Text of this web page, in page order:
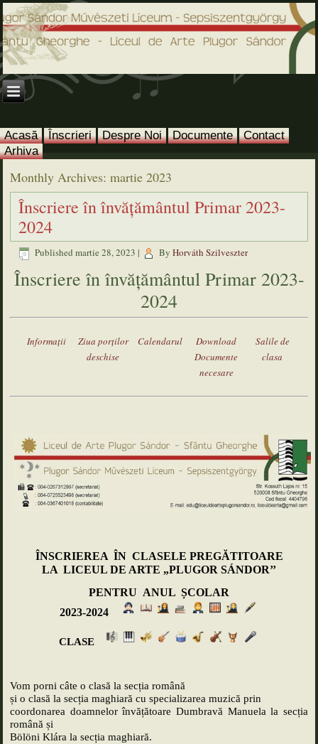
Acasă Înscrieri Despre Noi Documente
Contact
Arhiva
Monthly Archives:martie 2023
Înscriere în învăţământul Primar 2023-
2024
Published martie 28, 2023 | By Horváth Szilveszter
Înscriere în învăţământul Primar 2023-
2024
Informaţii
Ziua porţilor
deschise
Calendarul
Download
Documente
necesare
Salile de
clasa
ÎNSCRIEREA ÎN CLASELE PREGĂTITOARE
LA LICEUL DE ARTE „PLUGOR SÁNDOR’’
PENTRU ANUL ȘCOLAR
2023-2024
CLASE
Vom porni câte o clasă la secția română
și o clasă la secția maghiară cu specializarea muzică prin
coordonarea doamnelor învățătoare Dumbravă Manuela la secția
română și
Bölöni Klára la secția maghiară.